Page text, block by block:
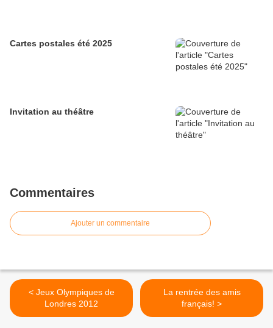
Cartes postales été 2025
Invitation au théâtre
Commentaires
Ajouter un commentaire
< Jeux Olympiques de
Londres 2012
La rentrée des amis
français! >